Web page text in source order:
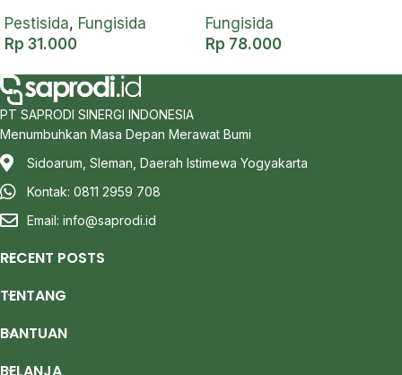
Pestisida, Fungisida
Rp 31.000
Fungisida
Rp 78.000
PT SAPRODI SINERGI INDONESIA
Menumbuhkan Masa Depan Merawat Bumi
Sidoarum, Sleman, Daerah Istimewa Yogyakarta
Kontak: 0811 2959 708
Email: info@saprodi.id
RECENT POSTS
TENTANG
BANTUAN